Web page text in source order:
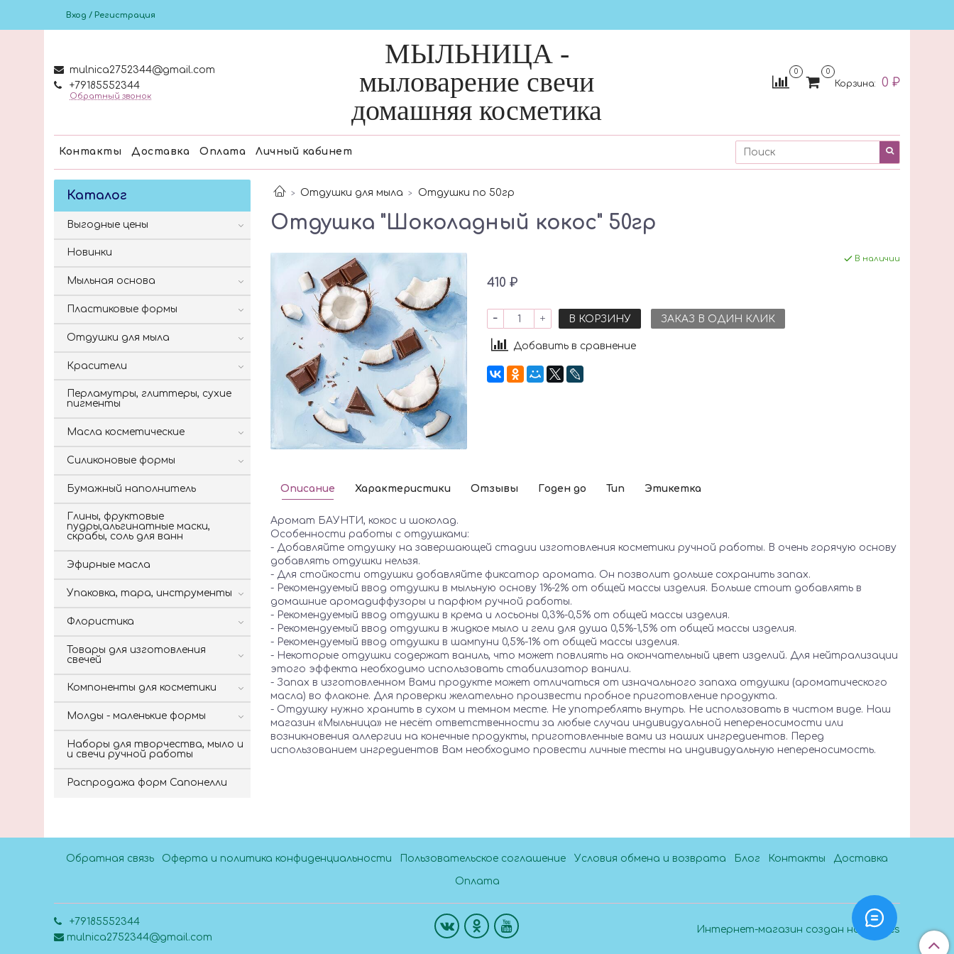
Вход / Регистрация
mulnica2752344@gmail.com
+79185552344
Обратный звонок
МЫЛЬНИЦА -
мыловарение свечи
домашняя косметика
0 0
Корзина: 0 ₽
Контакты Доставка Оплата Личный кабинет
Отдушки для мыла Отдушки по 50гр
Отдушка "Шоколадный кокос" 50гр
В наличии
410 ₽
В КОРЗИНУ ЗАКАЗ В ОДИН КЛИК
Добавить в сравнение
Описание
Аромат БАУНТИ, кокос и шоколад.
Особенности работы с отдушками:
- Добавляйте отдушку на завершающей стадии изготовления косметики ручной работы. В очень горячую основу
добавлять отдушки нельзя.
- Для стойкости отдушки добавляйте фиксатор аромата. Он позволит дольше сохранить запах.
- Рекомендуемый ввод отдушки в мыльную основу 1%-2% от общей массы изделия. Больше стоит добавлять в
домашние аромадиффузоры и парфюм ручной работы.
- Рекомендуемый ввод отдушки в крема и лосьоны 0,3%-0,5% от общей массы изделия.
- Рекомендуемый ввод отдушки в жидкое мыло и гели для душа 0,5%-1,5% от общей массы изделия.
- Рекомендуемый ввод отдушки в шампуни 0,5%-1% от общей массы изделия.
- Некоторые отдушки содержат ваниль, что может повлиять на окончательный цвет изделий. Для нейтрализации
этого эффекта необходимо использовать стабилизатор ванили.
- Запах в изготовленном Вами продукте может отличаться от изначального запаха отдушки (ароматического
масла) во флаконе. Для проверки желательно произвести пробное приготовление продукта.
- Отдушку нужно хранить в сухом и темном месте. Не употреблять внутрь. Не использовать в чистом виде. Наш
магазин «Мыльница» не несёт ответственности за любые случаи индивидуальной непереносимости или
возникновения аллергии на конечные продукты, приготовленные вами из наших ингредиентов. Перед
использованием ингредиентов Вам необходимо провести личные тесты на индивидуальную непереносимость.
Характеристики Отзывы Годен до Тип Этикетка
Каталог
Выгодные цены
Новинки
Мыльная основа
Пластиковые формы
Отдушки для мыла
Красители
Перламутры, глиттеры, сухие
пигменты
Масла косметические
Силиконовые формы
Бумажный наполнитель
Глины, фруктовые
пудры,альгинатные маски,
скрабы, соль для ванн
Эфирные масла
Упаковка, тара, инструменты
Флористика
Товары для изготовления
свечей
Компоненты для косметики
Молды - маленькие формы
Наборы для творчества, мыло и
и свечи ручной работы
Распродажа форм Сапонелли
Обратная связь Оферта и политика конфиденциальности Пользовательское соглашение Условия обмена и возврата Блог Контакты Доставка
Оплата
+79185552344
mulnica2752344@gmail.com
Интернет-магазин создан на InSales